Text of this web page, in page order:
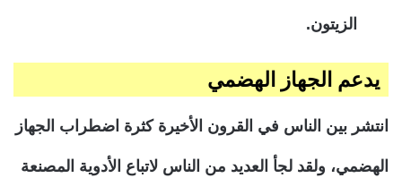
الزيتون.
يدعم الجهاز الهضمي
انتشر بين الناس في القرون الأخيرة كثرة اضطراب الجهاز
الهضمي، ولقد لجأ العديد من الناس لاتباع الأدوية المصنعة